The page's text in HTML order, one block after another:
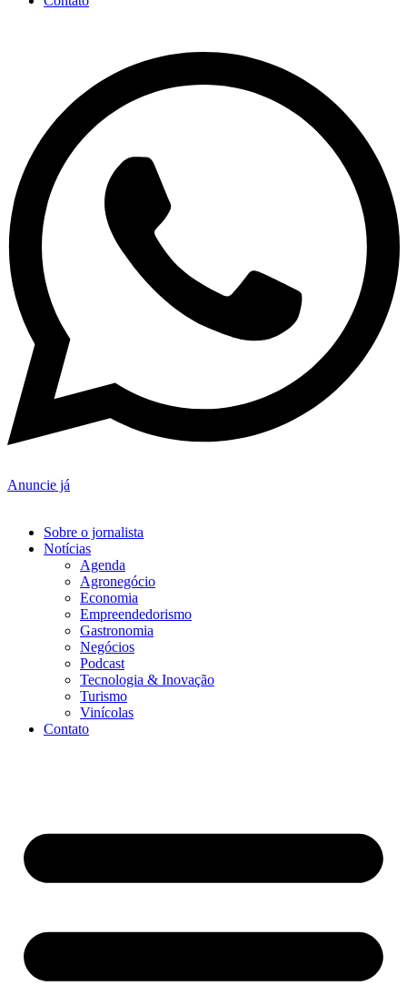
Anuncie já
Sobre o jornalista
Notícias
Agenda
Agronegócio
Economia
Empreendedorismo
Gastronomia
Negócios
Podcast
Tecnologia & Inovação
Turismo
Vinícolas
Contato